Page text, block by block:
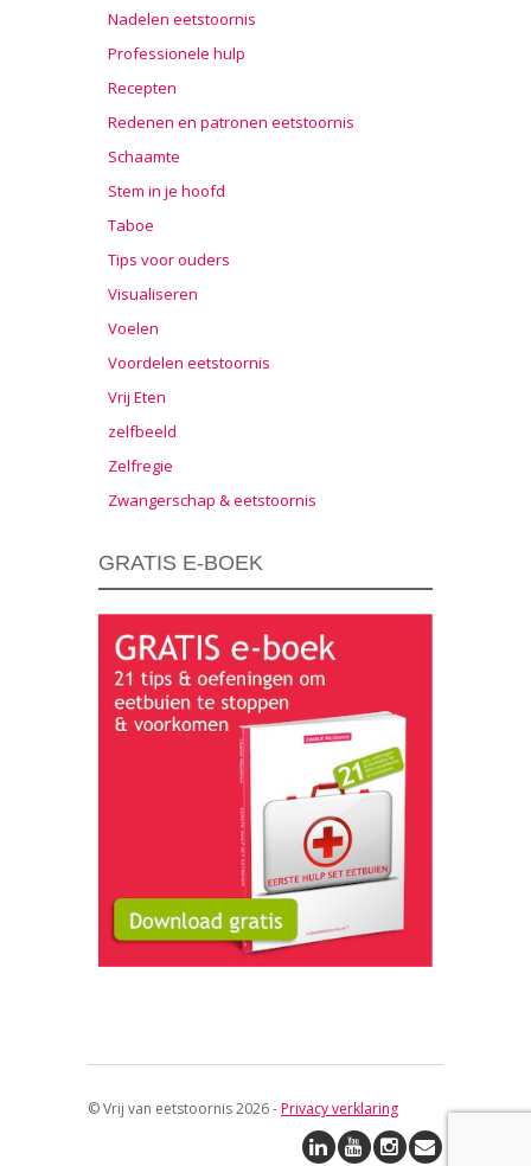
Nadelen eetstoornis
Professionele hulp
Recepten
Redenen en patronen eetstoornis
Schaamte
Stem in je hoofd
Taboe
Tips voor ouders
Visualiseren
Voelen
Voordelen eetstoornis
Vrij Eten
zelfbeeld
Zelfregie
Zwangerschap & eetstoornis
GRATIS E-BOEK
© Vrij van eetstoornis 2026 -Privacy verklaring